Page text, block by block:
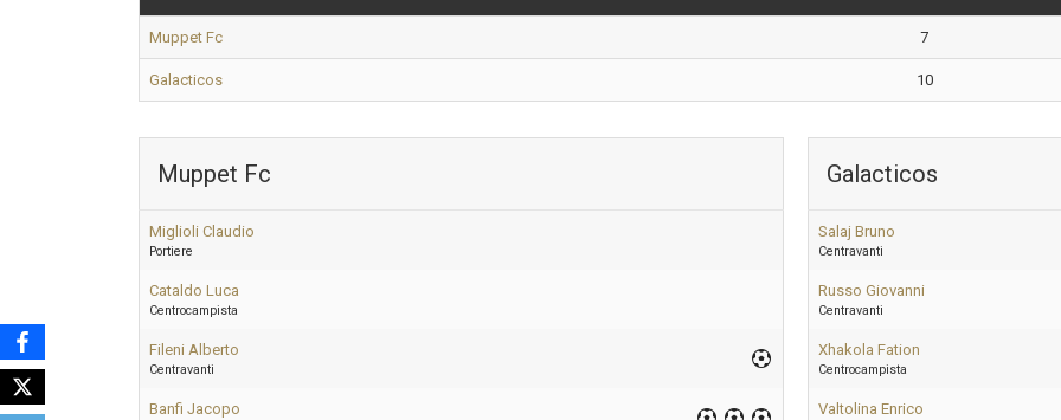
Muppet Fc 7
Galacticos 10
Muppet Fc
Miglioli Claudio
Portiere
Cataldo Luca
Centrocampista
Fileni Alberto
Centravanti
Banfi Jacopo
Galacticos
Salaj Bruno
Centravanti
Russo Giovanni
Centravanti
Xhakola Fation
Centrocampista
Valtolina Enrico